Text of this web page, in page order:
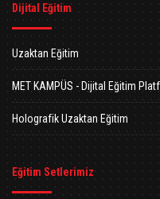
Dijital Eğitim
Uzaktan Eğitim
MET KAMPÜS - Dijital Eğitim
Holografik Uzaktan Eğitim
Eğitim Setlerimiz